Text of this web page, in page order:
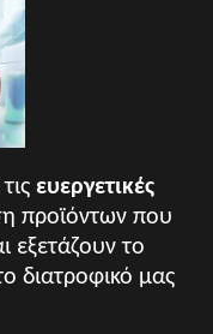
ευεργετικές
προϊόντων που
εξετάζουν το
διατροφικό μας